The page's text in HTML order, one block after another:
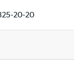
20-20